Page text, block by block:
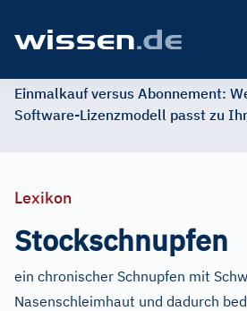
Einmalkauf versus Abonnement:
Software-Lizenzmodell passt zu
Lexikon
Stockschnupfen
ein chronischer Schnupfen mit
Nasenschleimhaut und dadurch